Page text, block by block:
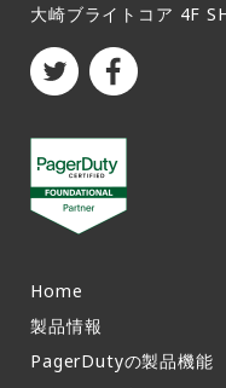
大崎ブライトコア 4F
Home
製品情報​
PagerDutyの製品機能​